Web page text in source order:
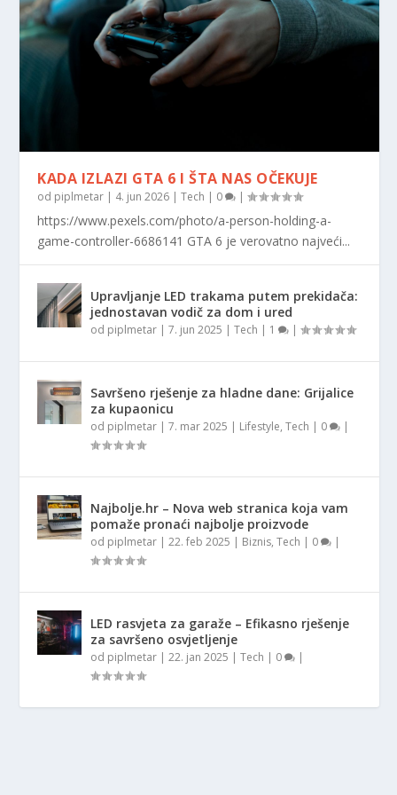
KADA IZLAZI GTA 6 I ŠTA NAS OČEKUJE
od piplmetar | 4. jun 2026 |Tech | 0 |
https://www.pexels.com/photo/a-person-holding-a-
game-controller-6686141 GTA 6 je verovatno najveći...
Upravljanje LED trakama putem prekidača:
jednostavan vodič za dom i ured
od piplmetar |7. jun 2025 |Tech | 1 |
Savršeno rješenje za hladne dane: Grijalice
za kupaonicu
od piplmetar |7. mar 2025 | Lifestyle,Tech | 0 |
Najbolje.hr – Nova web stranica koja vam
pomaže pronaći najbolje proizvode
od piplmetar |22. feb 2025 | Biznis,Tech | 0 |
LED rasvjeta za garaže – Efikasno rješenje
za savršeno osvjetljenje
od piplmetar |22. jan 2025 |Tech | 0 |